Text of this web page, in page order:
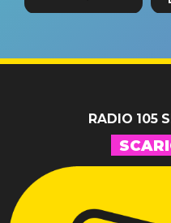
tappa
RADIO 105